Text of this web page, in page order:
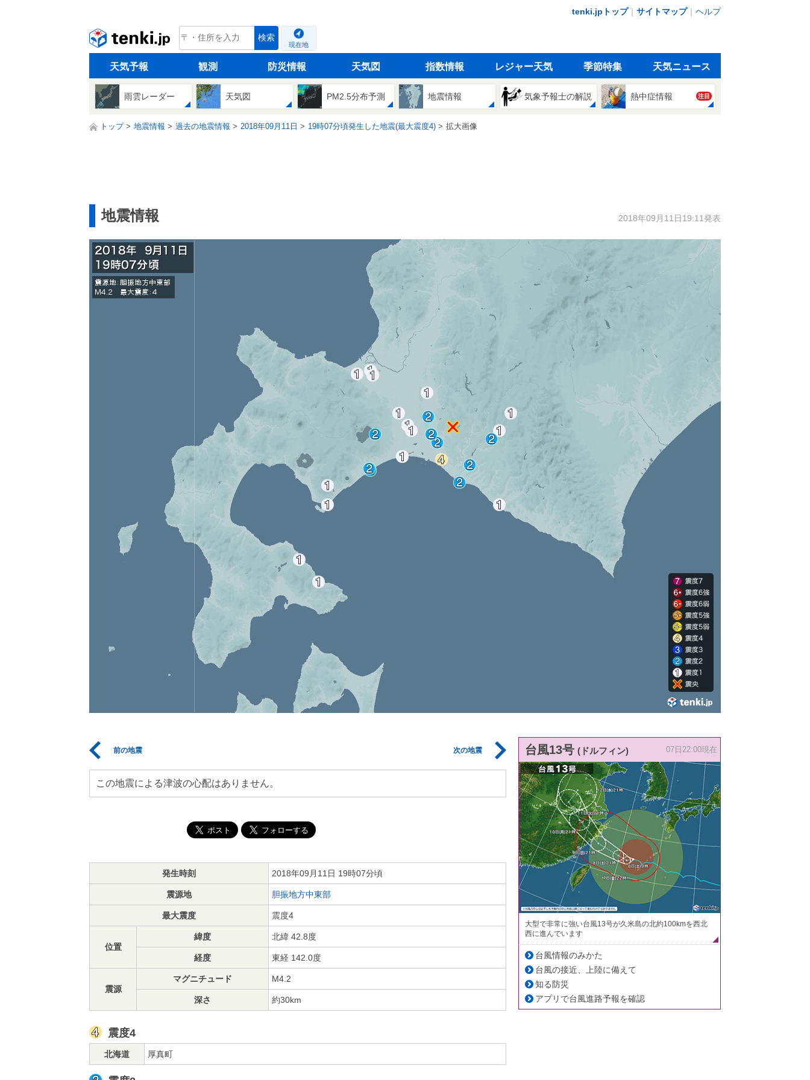
tenki.jpトップ｜ サイトマップ｜ ヘルプ
tenki.jp 検索
現在地
天気予報 観測 防災情報 天気図 指数情報 レジャー天気 季節特集 天気ニュース
雨雲レーダー 天気図 PM2.5分布予測 地震情報 気象予報士の解説 熱中症情報 注目
トップ 地震情報 過去の地震情報 2018年09月11日 19時07分頃発生した地震(最大震度4) 拡大画像
地震情報 2018年09月11日19:11発表
前の地震 次の地震
この地震による津波の心配はありません。
発生時刻 2018年09月11日 19時07分頃
震源地 胆振地方中東部
最大震度 震度4
位置
緯度 北緯 42.8度
経度 東経 142.0度
震源
マグニチュード M4.2
深さ 約30km
震度4
北海道 厚真町
台風13号 (ドルフィン) 07日22:00現在
大型で非常に強い台風13号が久米島の北約100kmを西北
西に進んでいます
台風情報のみかた
台風の接近、上陸に備えて
知る防災
アプリで台風進路予報を確認